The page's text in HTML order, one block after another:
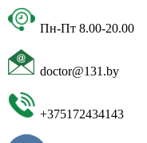
Пн-Пт 8.00-20.00
doctor@131.by
+375172434143